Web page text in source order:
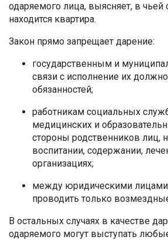
одаряемого лица, выясняет, в чьей
находится квартира.
Закон прямо запрещает дарение:
государственным и
связи с исполнение их
обязанностей;
работникам социальных
медицинских и
стороны родственников лиц,
воспитании, содержании,
организациях;
между юридическими
проводить только
В остальных случаях в качестве
одаряемого могут выступать